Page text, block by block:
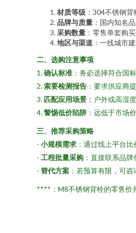
材质等级 ：304不锈钢
品牌与质量 ：国内知名
采购数量 ：零售单套购
地区与渠道 ：一线城市
二、选购注意事项
1.确认标准 ：务必选择符合国
2.索要检测报告 ：要求供应商
3. 匹配应用场景 ：户外或高湿
4.警惕低价陷阱 ：远低于市场
三、推荐采购策略
- 小规模需求 ：通过线上平台
- 工程批量采购 ：直接联系品
- 替代方案 ：若预算有限，可
****：M8不锈钢背栓的零售价